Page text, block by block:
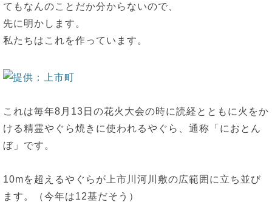
てもなんのことだか分からないので、
先に明かします。
私たちはこれを作っています。
これは毎年8月13日の花火大会の時に読経とともに火をか
ける精霊やぐら焼きに使われるやぐら、通称「におとん
ぼ」です。
10mを超えるやぐらが上市川河川敷の広範囲に立ち並び
ます。（今年は12基だそう）